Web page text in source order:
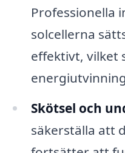
Professionella
solcellerna
effektivt, vilket
Skötsel och
säkerställa att